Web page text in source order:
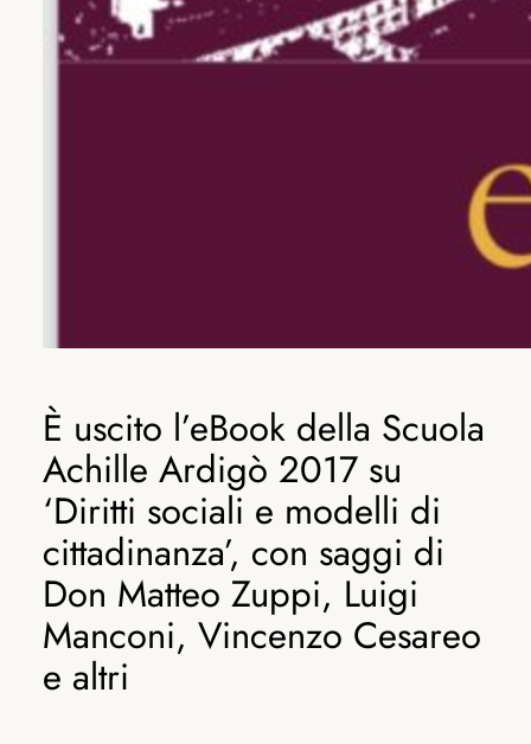
È uscito l’eBook della Scuola
Achille Ardigò 2017 su
‘Diritti sociali e modelli di
cittadinanza’, con saggi di
Don Matteo Zuppi, Luigi
Manconi, Vincenzo Cesareo
e altri